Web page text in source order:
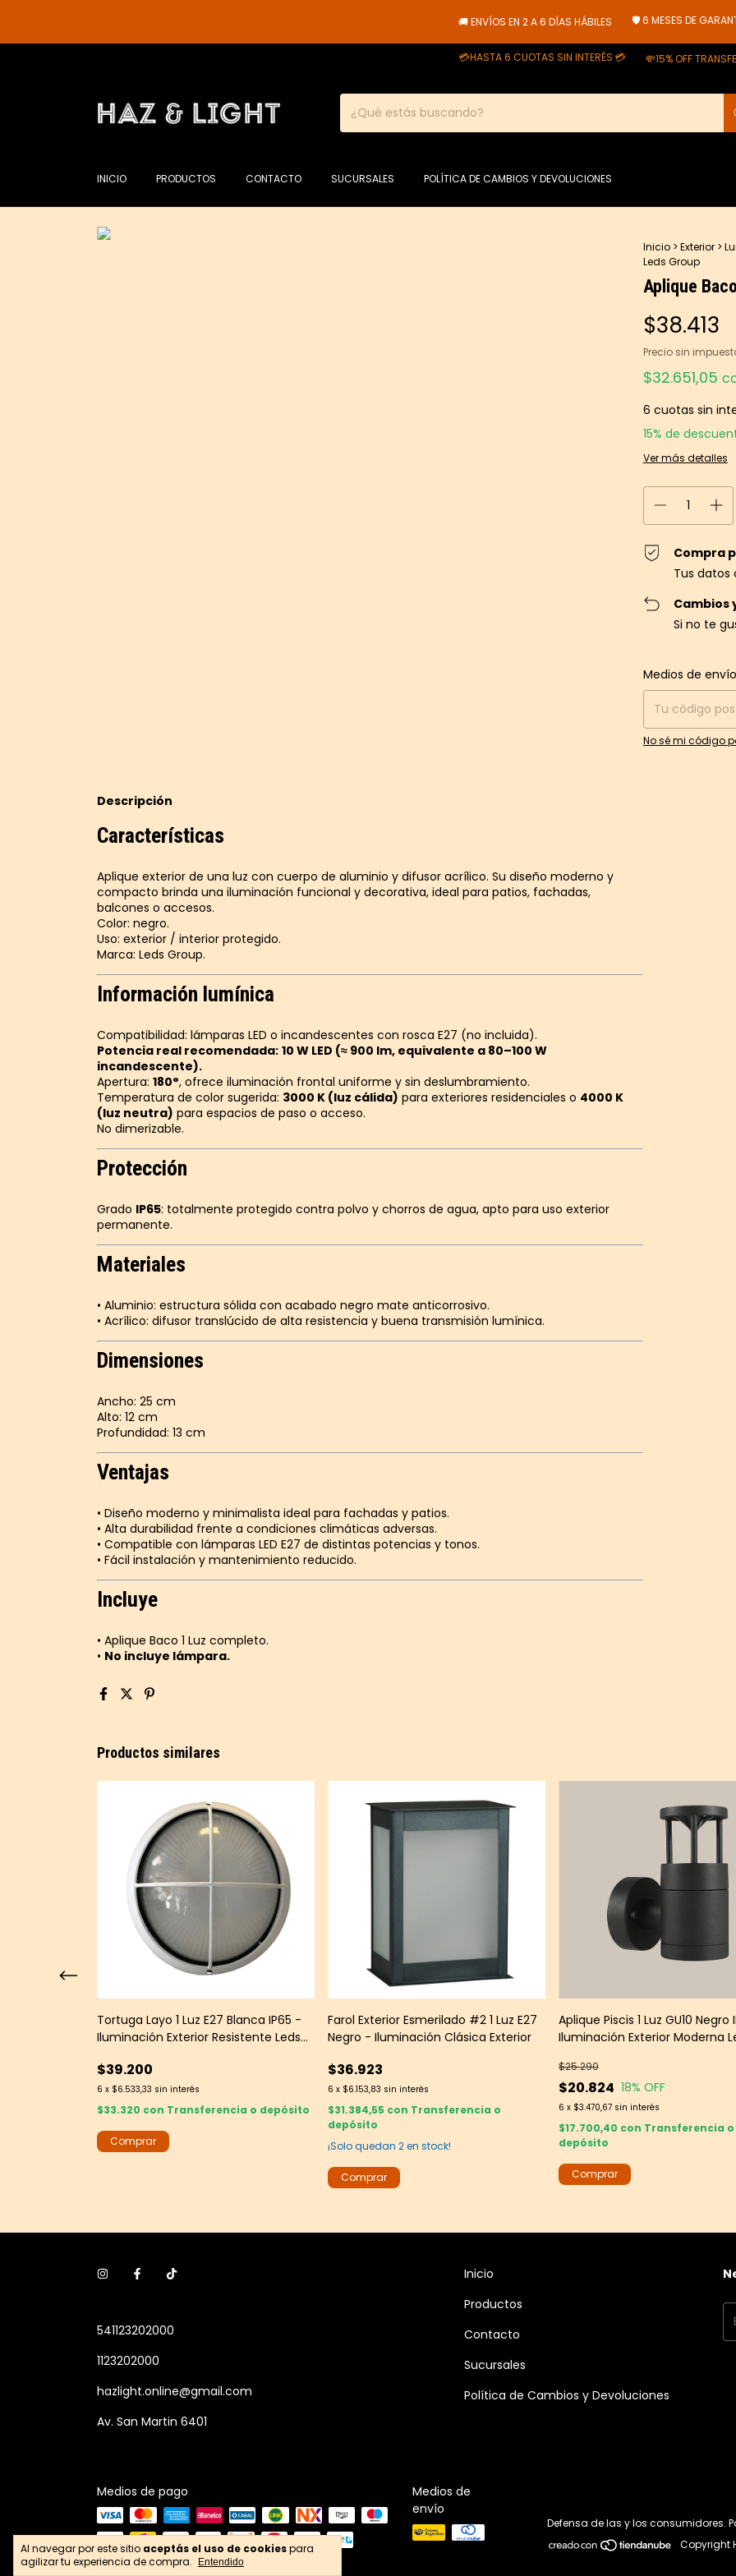
🚚 ENVÍOS EN 2 A 6 DÍAS HÁBILES 🛡️ 6 MESES DE GARANTÍA
💳HASTA 6 CUOTAS SIN INTERÉS 💳 💸15% OFF
INICIO PRODUCTOS CONTACTO SUCURSALES POLÍTICA DE CAMBIOS Y DEVOLUCIONES
Al navegar por este sitio aceptás el uso de cookiespara
agilizar tu experiencia de compra.
Entendido
Inicio > Exterior >
Leds Group
Aplique
$38.413
Precio sin
$32.651,05
6 cuotas sin
15% de
Ver más detalles
Compra
Tus datos
Cambios
Si no te
Entregas para el CP:
Medios de envío
No sé mi código
Descripción
Características
Aplique exterior de una luz con cuerpo de aluminio y difusor acrílico. Su diseño moderno y
compacto brinda una iluminación funcional y decorativa, ideal para patios, fachadas,
balcones o accesos.
Color: negro.
Uso: exterior / interior protegido.
Marca: Leds Group.
Información lumínica
Compatibilidad: lámparas LED o incandescentes con rosca E27 (no incluida).
Potencia real recomendada: 10 W LED (≈ 900 lm, equivalente a 80–100 W
incandescente).
Apertura: 180°, ofrece iluminación frontal uniforme y sin deslumbramiento.
Temperatura de color sugerida: 3000 K (luz cálida) para exteriores residenciales o 4000 K
(luz neutra) para espacios de paso o acceso.
No dimerizable.
Protección
Grado IP65: totalmente protegido contra polvo y chorros de agua, apto para uso exterior
permanente.
Materiales
• Aluminio: estructura sólida con acabado negro mate anticorrosivo.
• Acrílico: difusor translúcido de alta resistencia y buena transmisión lumínica.
Dimensiones
Ancho: 25 cm
Alto: 12 cm
Profundidad: 13 cm
Ventajas
• Diseño moderno y minimalista ideal para fachadas y patios.
• Alta durabilidad frente a condiciones climáticas adversas.
• Compatible con lámparas LED E27 de distintas potencias y tonos.
• Fácil instalación y mantenimiento reducido.
Incluye
• Aplique Baco 1 Luz completo.
• No incluye lámpara.
Productos similares
Tortuga Layo 1 Luz E27 Blanca IP65 -
Iluminación Exterior Resistente Leds
$39.200
6 x $6.533,33 sin interés
$33.320 con Transferencia o depósito
Farol Exterior Esmerilado #2 1 Luz E27
Negro - Iluminación Clásica Exterior
$36.923
6 x $6.153,83 sin interés
$31.384,55 con Transferencia o
depósito
¡Solo quedan 2en stock!
Aplique Piscis 1 Luz GU10 Negro
Iluminación Exterior Moderna
$20.824
$25.290
18% OFF
6 x $3.470,67 sin interés
$17.700,40 con Transferencia o
depósito
541123202000
1123202000
hazlight.online@gmail.com
Av. San Martin 6401
Inicio
Productos
Contacto
Sucursales
Política de Cambios y Devoluciones
Medios de pago
Medios de
envío
Defensa de las y los consumidores.
Copyright